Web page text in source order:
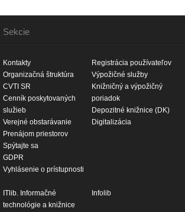
Sekcie
Kontakty
Organizačná štruktúra
CVTI SR
Cenník poskytovaných
služieb
Verejné obstarávanie
Prenájom priestorov
Spýtajte sa
GDPR
Vyhlásenie o prístupnosti
Registrácia používateľov
Výpožičné služby
Knižničný a výpožičný
poriadok
Depozitné knižnice (DK)
Digitalizácia
ITlib. Informačné
technológie a knižnice
Infolib